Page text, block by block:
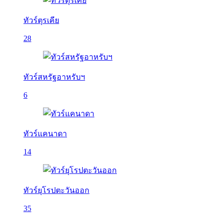
ทัวร์ตุรเคีย
28
ทัวร์สหรัฐอาหรับฯ
6
ทัวร์แคนาดา
14
ทัวร์ยุโรปตะวันออก
35